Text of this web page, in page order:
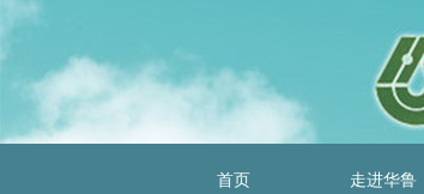
首页 走进华鲁